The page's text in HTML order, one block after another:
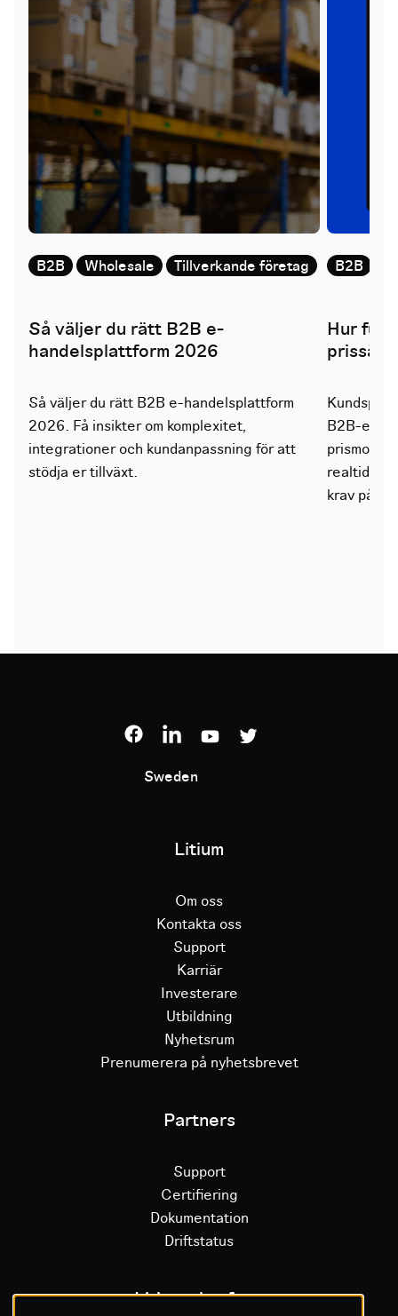
B2B Wholesale Tillverkande företag
Så väljer du rätt B2B e-
handelsplattform 2026
Så väljer du rätt B2B e-handelsplattform
2026. Få insikter om komplexitet,
integrationer och kundanpassning för att
stödja er tillväxt.
B2B
Hur
B2B-e-
realtid
krav på
Sweden
Litium
Om oss
Kontakta oss
Support
Karriär
Investerare
Utbildning
Nyhetsrum
Prenumerera på nyhetsbrevet
Partners
Support
Certifiering
Dokumentation
Driftstatus
Litium plattform